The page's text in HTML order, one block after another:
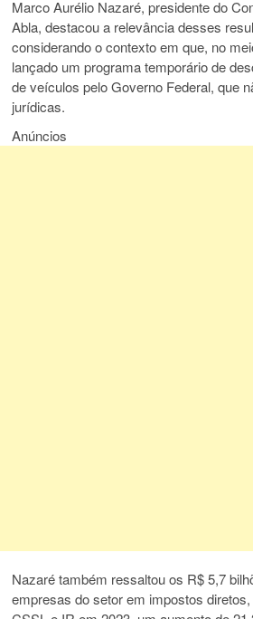
Marco Aurélio Nazaré, presidente do
Abla, destacou a relevância desses
considerando o contexto em que, no
lançado um programa temporário de
de veículos pelo Governo Federal, que
jurídicas.
Anúncios
Nazaré também ressaltou os R$ 5,7
empresas do setor em impostos